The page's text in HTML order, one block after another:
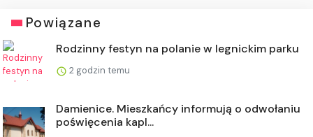
Powiązane
Rodzinny festyn na polanie w legnickim parku
2 godzin temu
Damienice. Mieszkańcy informują o odwołaniu
poświęcenia kapl...